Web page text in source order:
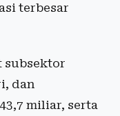
terbesar
subsektor
dan
miliar, serta